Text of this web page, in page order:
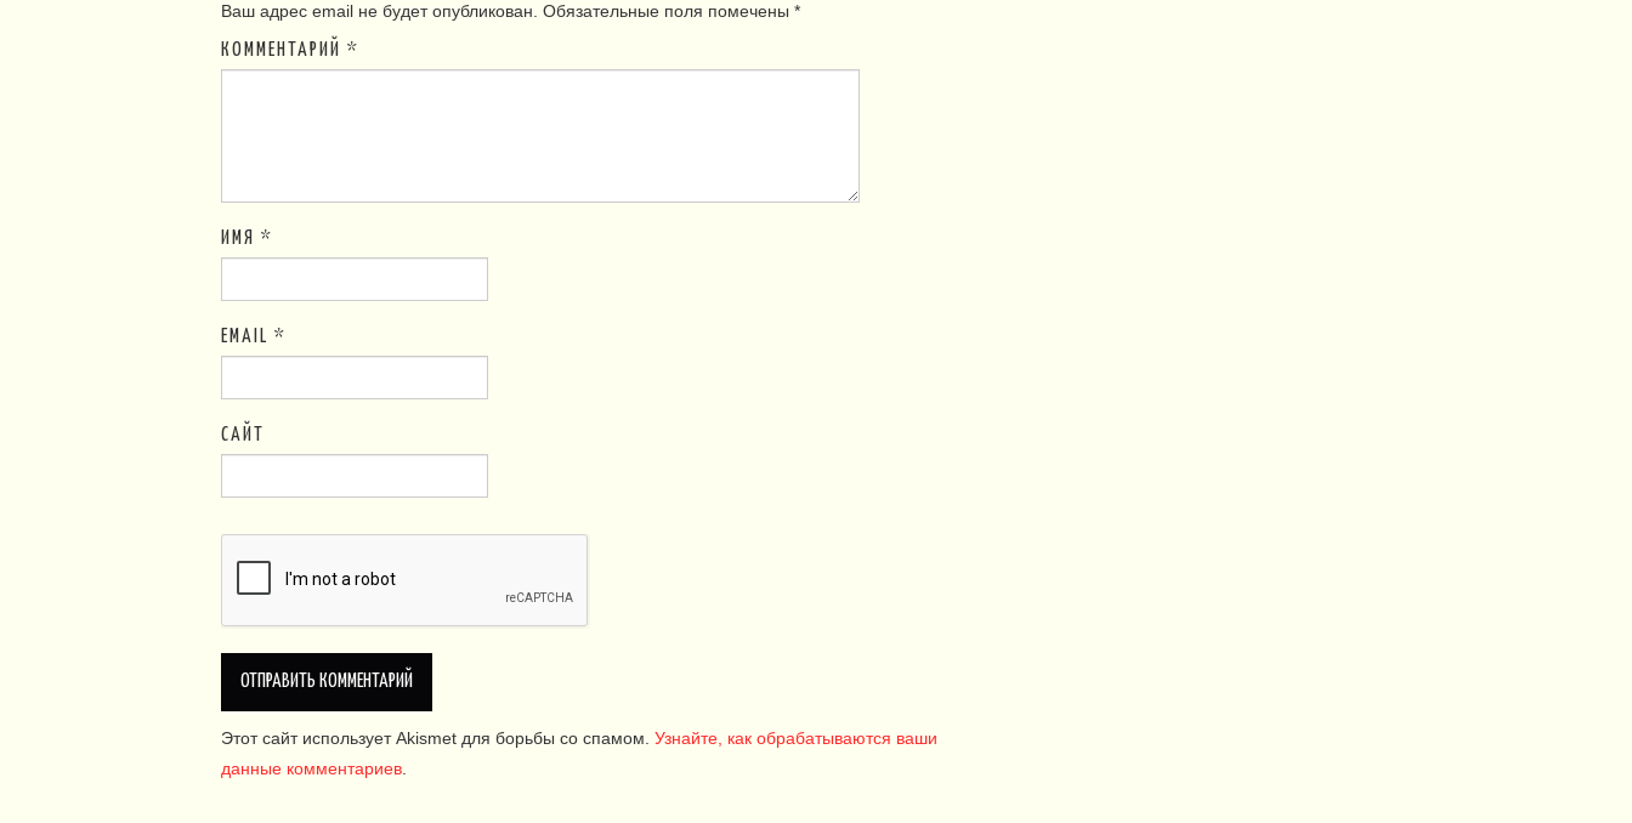
Ваш адрес email не будет опубликован. Обязательные поля помечены *
КОММЕНТАРИЙ *
ИМЯ *
EMAIL *
САЙТ
Этот сайт использует Akismet для борьбы со спамом. Узнайте, как обрабатываются ваши
данные комментариев